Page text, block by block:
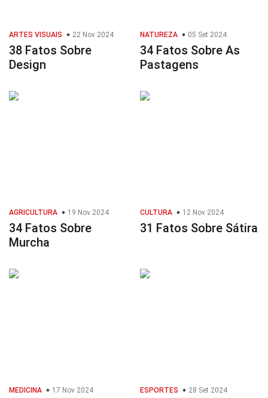
ARTES VISUAIS 22 Nov 2024
38 Fatos Sobre
Design
NATUREZA 05 Set 2024
34 Fatos Sobre As
Pastagens
AGRICULTURA 19 Nov 2024
34 Fatos Sobre
Murcha
CULTURA 12 Nov 2024
31 Fatos Sobre Sátira
MEDICINA 17 Nov 2024 ESPORTES 28 Set 2024